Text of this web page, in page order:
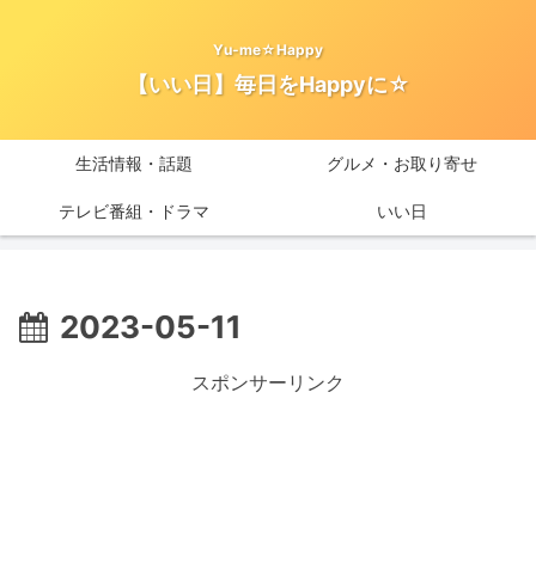
Yu-me☆Happy
【いい日】毎日をHappyに☆
生活情報・話題 グルメ・お取り寄せ
テレビ番組・ドラマ いい日
2023-05-11
スポンサーリンク